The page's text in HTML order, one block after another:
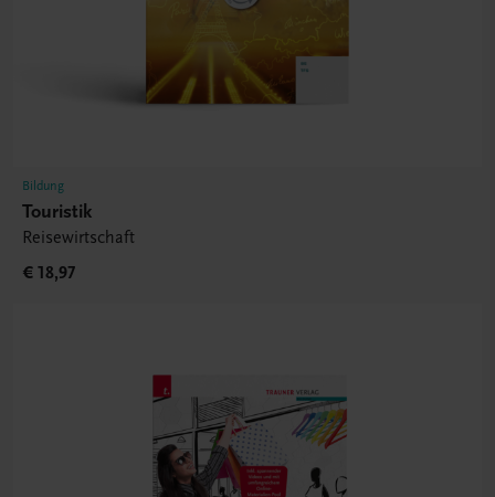
Bildung
Touristik
Reisewirtschaft
€ 18,97